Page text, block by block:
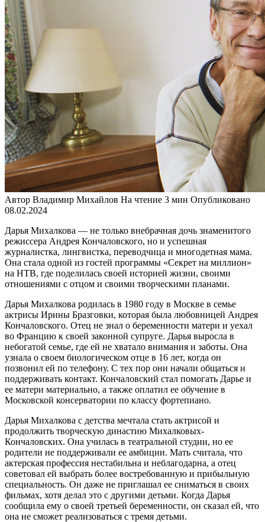
Автор Владимир Михайлов На чтение 3 мин Опубликовано
08.02.2024
Дарья Михалкова — не только внебрачная дочь знаменитого
режиссера Андрея Кончаловского, но и успешная
журналистка, лингвистка, переводчица и многодетная мама.
Она стала одной из гостей программы «Секрет на миллион»
на НТВ, где поделилась своей историей жизни, своими
отношениями с отцом и своими творческими планами.
Дарья Михалкова родилась в 1980 году в Москве в семье
актрисы Ирины Бразговки, которая была любовницей Андрея
Кончаловского. Отец не знал о беременности матери и уехал
во Францию к своей законной супруге. Дарья выросла в
небогатой семье, где ей не хватало внимания и заботы. Она
узнала о своем биологическом отце в 16 лет, когда он
позвонил ей по телефону. С тех пор они начали общаться и
поддерживать контакт. Кончаловский стал помогать Дарье и
ее матери материально, а также оплатил ее обучение в
Московской консерватории по классу фортепиано.
Дарья Михалкова с детства мечтала стать актрисой и
продолжить творческую династию Михалковых-
Кончаловских. Она училась в театральной студии, но ее
родители не поддерживали ее амбиции. Мать считала, что
актерская профессия нестабильна и неблагодарна, а отец
советовал ей выбрать более востребованную и прибыльную
специальность. Он даже не приглашал ее сниматься в своих
фильмах, хотя делал это с другими детьми. Когда Дарья
сообщила ему о своей третьей беременности, он сказал ей, что
она не сможет реализоваться с тремя детьми.